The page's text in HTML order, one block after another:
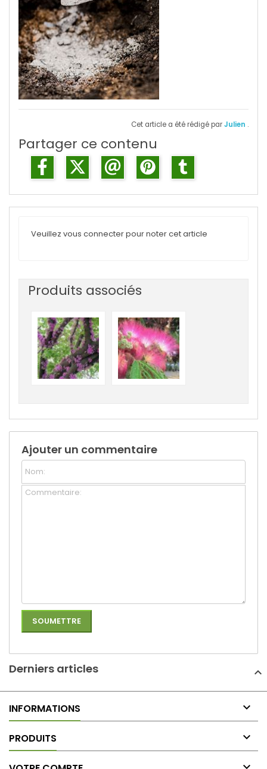
Cet article a été rédigé parJulien .
Partager ce contenu
Veuillez vous connecter pour noter cet article
Produits associés
Ajouter un commentaire
Derniers articles
INFORMATIONS 
PRODUITS 